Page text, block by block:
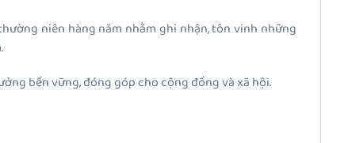
niên hàng năm nhằm ghi nhận, tôn vinh những
bền vững, đóng góp cho cộng đồng và xã hội.